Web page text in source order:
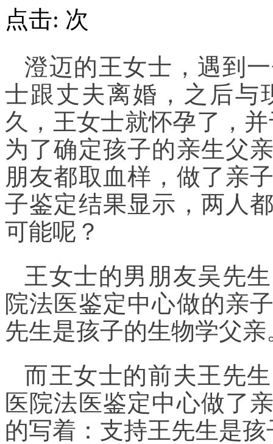
点击: 次
澄迈的王女士，遇到
士跟丈夫离婚，之后与
久，王女士就怀孕了，
为了确定孩子的亲生父
朋友都取血样，做了亲
子鉴定结果显示，两人
可能呢？
王女士的男朋友吴先
院法医鉴定中心做的亲
先生是孩子的生物学父亲
而王女士的前夫王先
医院法医鉴定中心做了
的写着：支持王先生是